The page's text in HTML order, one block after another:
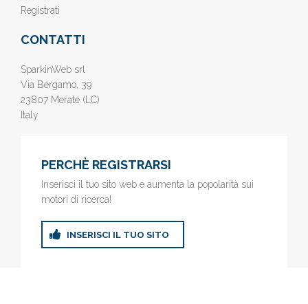
Registrati
CONTATTI
SparkinWeb srl
Via Bergamo, 39
23807 Merate (LC)
Italy
PERCHÈ REGISTRARSI
Inserisci il tuo sito web e aumenta la popolarità sui
motori di ricerca!
INSERISCI IL TUO SITO